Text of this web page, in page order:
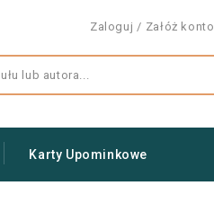
Zaloguj Załóż konto
Karty Upominkowe